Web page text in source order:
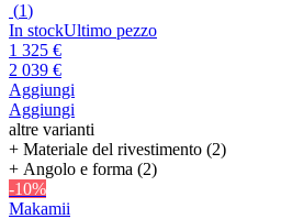
(1)
In stockUltimo pezzo
1 325 €
2 039 €
Aggiungi
Aggiungi
altre varianti
+ Materiale del rivestimento (2)
+ Angolo e forma (2)
-10%
Makamii